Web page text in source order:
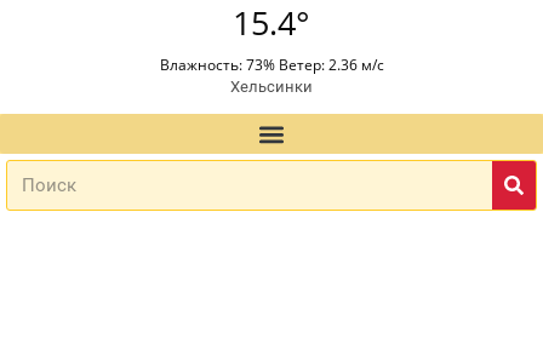
15.4°
Влажность: 73% Ветер: 2.36 м/с
Хельсинки